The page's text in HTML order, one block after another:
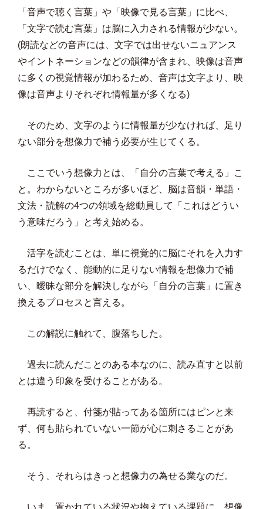
「音声で聴く言葉」や「映像で見る言葉」に比べ、
「文字で読む言葉」は脳に入力される情報が少ない。
(朗読などの音声には、文字では出せないニュアンス
やイントネーションなどの韻律が含まれ、映像は音声
に多くの視覚情報が加わるため、音声は文字より、映
像は音声よりそれぞれ情報量が多くなる)
そのため、文字のように情報量が少なければ、足り
ない部分を想像力で補う必要が生じてくる。
ここでいう想像力とは、「自分の言葉で考える」こ
と。わからないところが多いほど、脳は音韻・単語・
文法・読解の4つの領域を総動員して「これはどうい
う意味だろう」と考え始める。
活字を読むことは、単に視覚的に脳にそれを入力す
るだけでなく、能動的に足りない情報を想像力で補
い、曖昧な部分を解決しながら「自分の言葉」に置き
換えるプロセスと言える。
この解説に触れて、腹落ちした。
過去に読んだことのある本なのに、読み直すと以前
とは違う印象を受けることがある。
再読すると、付箋が貼ってある箇所にはピンと来
ず、何も貼られていない一節が心に刺さることがあ
る。
そう、それらはきっと想像力の為せる業なのだ。
いま、置かれている状況や抱えている課題に、想像